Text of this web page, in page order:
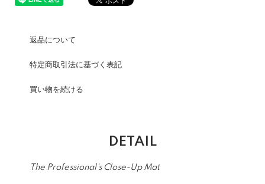
返品について
特定商取引法に基づく表記
買い物を続ける
DETAIL
The Professional's Close-Up Mat